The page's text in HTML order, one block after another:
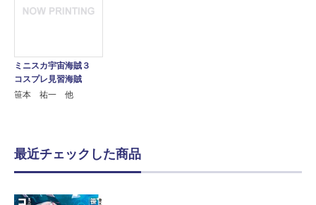
ミニスカ宇宙海賊３
コスプレ見習海賊
笹本 祐一 他
最近チェックした商品